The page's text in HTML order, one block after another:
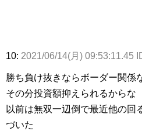
10: 2021/06/14(月) 09:53:11.45
勝ち負け抜きならボーダー関係
その分投資額抑えられるからな
以前は無双一辺倒で最近他の回
づいた